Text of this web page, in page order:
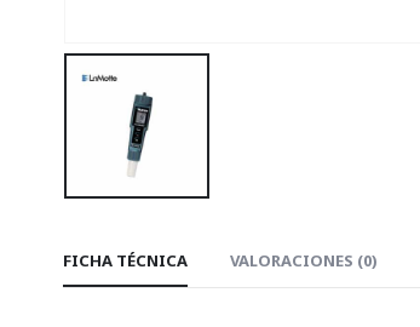
FICHA TÉCNICA VALORACIONES (0)